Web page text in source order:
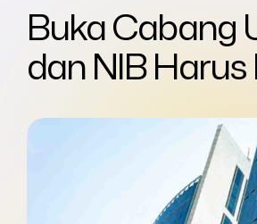
Buka Cabang
dan NIB